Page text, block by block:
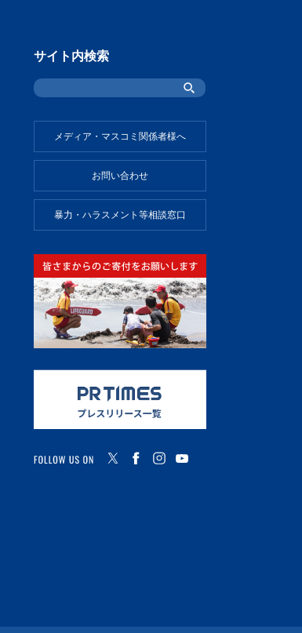
サイト内検索
メディア・マスコミ関係者様へ
お問い合わせ
暴力・ハラスメント等相談窓口
FOLLOW US ON